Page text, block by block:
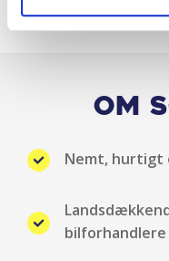
Fartpilot
Om
Nemt, hurtigt
bilforhandlere